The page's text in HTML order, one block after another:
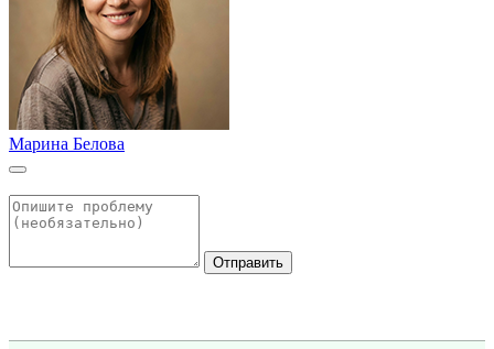
Марина Белова
Отправить